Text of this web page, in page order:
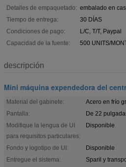
Detalles de empaquetado: embalado en
Tiempo de entrega:
30 DÍAS
Condiciones de pago:
L/C, T/T, Paypal
Capacidad de la fuente:
500 UNITS/
descripción
Mini máquina expendedora del
Material del gabinete:
Acero en frío
Pantalla:
De 22
Modifique la lengua de UI
para requisitos particulares:
Disponible
Fondo y logotipo de UI:
Disponible
Entregue el sistema:
Sparil y